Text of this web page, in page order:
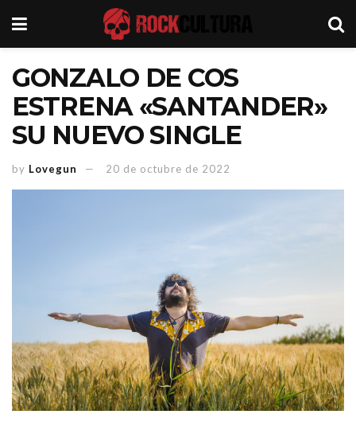
GONZALO DE COS
ESTRENA «SANTANDER»
SU NUEVO SINGLE
by Lovegun 20 de octubre de 2022